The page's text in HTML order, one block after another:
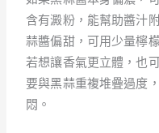
含有澱粉，能幫助醬汁
蒜醬偏甜，可用少量檸
若想讓香氣更立體，也
要與黑蒜重複堆疊過度
悶。